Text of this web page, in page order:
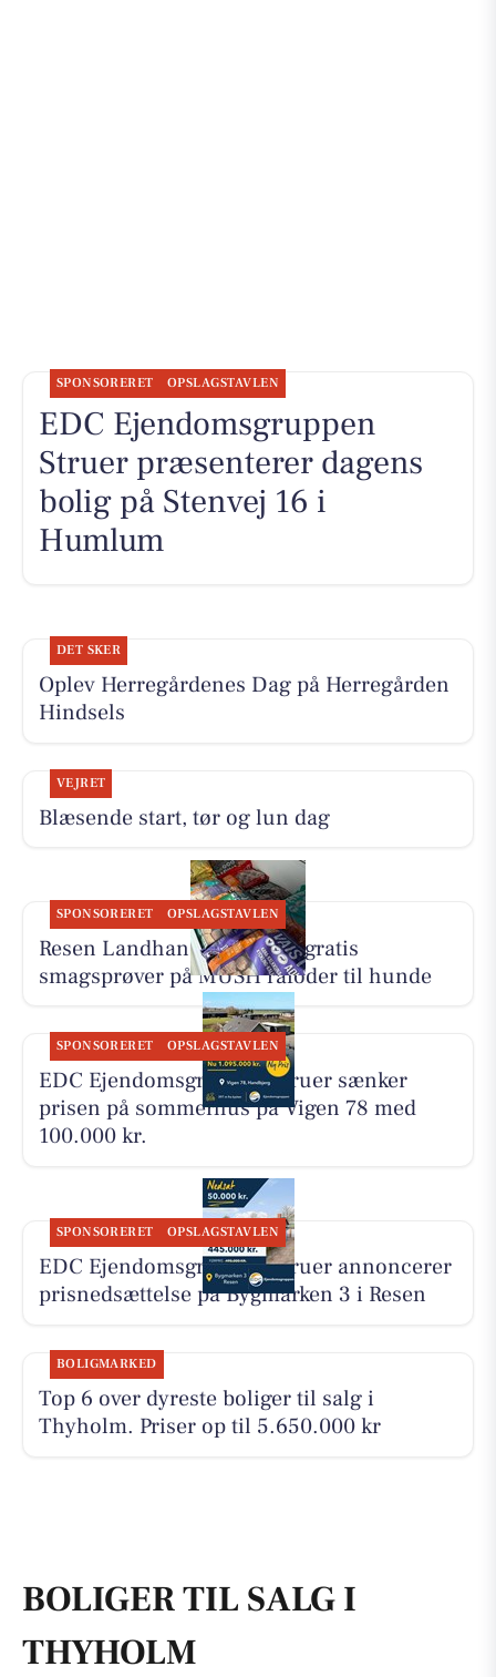
SPONSORERET OPSLAGSTAVLEN
EDC Ejen­doms­grup­pen
Struer præsenterer dagens
bolig på Stenvej 16 i
Humlum
DET SKER
Oplev Herregårdenes Dag på Herregården
Hindsels
VEJRET
Blæsende start, tør og lun dag
SPONSORERET OPSLAGSTAVLEN
Resen Landhandel tilbyder gratis
smagsprøver på MUSH råfoder til hunde
SPONSORERET OPSLAGSTAVLEN
EDC Ejen­doms­grup­pen Struer sænker
prisen på sommerhus på Vigen 78 med
100.000 kr.
SPONSORERET OPSLAGSTAVLEN
EDC Ejen­doms­grup­pen Struer annoncerer
prisnedsættelse på Bygmarken 3 i Resen
BOLIGMARKED
Top 6 over dyreste boliger til salg i
Thyholm. Priser op til 5.650.000 kr
BOLIGER TIL SALG I
THYHOLM